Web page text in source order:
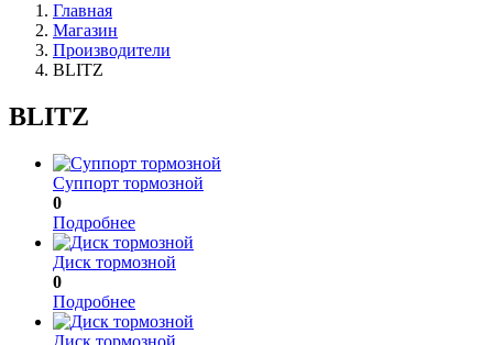
Главная
Магазин
Производители
BLITZ
BLITZ
Суппорт тормозной
0
Подробнее
Диск тормозной
0
Подробнее
Диск тормозной